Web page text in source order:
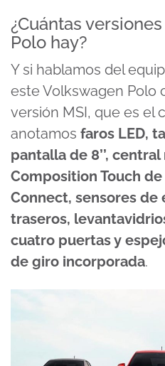
¿Cuántas
Polo hay?
Y si hablamos del
este Volkswagen Polo
versión MSI, que es el
anotamos faros LED,
pantalla de 8’’,
Composition Touch de
Connect, sensores
traseros,
cuatro puertas y
de giro incorporada.